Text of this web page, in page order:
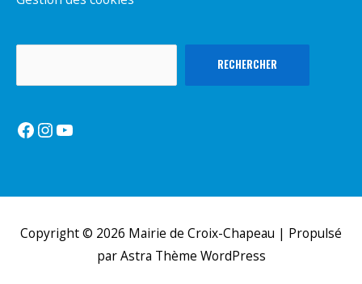
RECHERCHER
Facebook
Instagram
YouTube
Copyright © 2026 Mairie de Croix-Chapeau | Propulsé
parAstra Thème WordPress